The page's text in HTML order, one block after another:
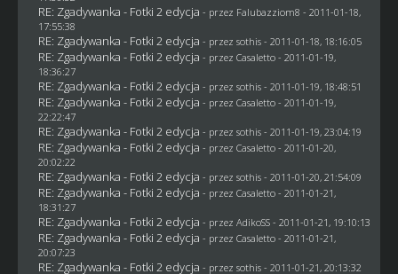
RE: Zgadywanka - Fotki 2 edycja - przez Falubazziom8 - 2011-01-18,
17:55:38
RE: Zgadywanka - Fotki 2 edycja - przez sothis- 2011-01-18, 18:16:05
RE: Zgadywanka - Fotki 2 edycja - przez Casaletto- 2011-01-19,
18:36:27
RE: Zgadywanka - Fotki 2 edycja - przez sothis- 2011-01-19, 18:48:51
RE: Zgadywanka - Fotki 2 edycja - przez Casaletto- 2011-01-19,
22:22:47
RE: Zgadywanka - Fotki 2 edycja - przez sothis- 2011-01-19, 23:04:19
RE: Zgadywanka - Fotki 2 edycja - przez Casaletto- 2011-01-20,
20:02:22
RE: Zgadywanka - Fotki 2 edycja - przez sothis- 2011-01-20, 21:54:09
RE: Zgadywanka - Fotki 2 edycja - przez Casaletto- 2011-01-21,
18:31:27
RE: Zgadywanka - Fotki 2 edycja - przez AdikoSS - 2011-01-21, 19:10:13
RE: Zgadywanka - Fotki 2 edycja - przez Casaletto- 2011-01-21,
20:07:23
RE: Zgadywanka - Fotki 2 edycja - przez sothis- 2011-01-21, 20:13:32